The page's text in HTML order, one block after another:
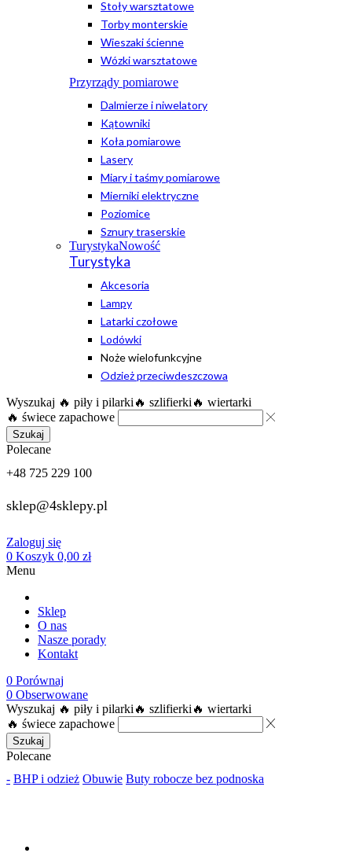
Stoły warsztatowe
Torby monterskie
Wieszaki ścienne
Wózki warsztatowe
Przyrządy pomiarowe
Dalmierze i niwelatory
Kątowniki
Koła pomiarowe
Lasery
Miary i taśmy pomiarowe
Mierniki elektryczne
Poziomice
Sznury traserskie
TurystykaNowość
Turystyka
Akcesoria
Lampy
Latarki czołowe
Lodówki
Noże wielofunkcyjne
Odzież przeciwdeszczowa
Wyszukaj 🔥 piły i pilarki 🔥 szlifierki 🔥 wiertarki
🔥 świece zapachowe
Szukaj
Polecane
+48 725 229 100
sklep@4sklepy.pl
Zaloguj się
0 Koszyk 0,00 zł
Menu
Sklep
O nas
Nasze porady
Kontakt
0 Porównaj
0 Obserwowane
Wyszukaj 🔥 piły i pilarki 🔥 szlifierki 🔥 wiertarki
🔥 świece zapachowe
Szukaj
Polecane
- BHP i odzież Obuwie Buty robocze bez podnoska